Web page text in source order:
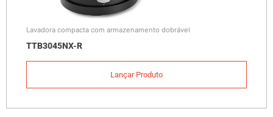
Lavadora compacta com armazenamento dobrável
TTB3045NX-R
Lançar Produto